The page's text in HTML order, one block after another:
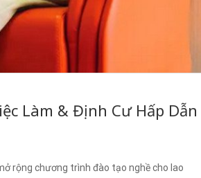
Làm & Định Cư Hấp Dẫn
rộng chương trình đào tạo nghề cho lao